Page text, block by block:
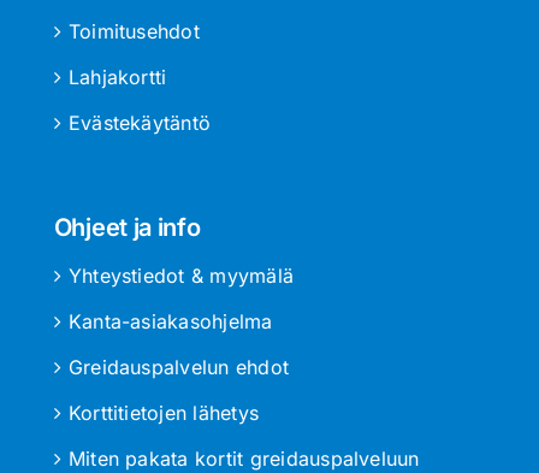
Toimitusehdot
Lahjakortti
Evästekäytäntö
Ohjeet ja info
Yhteystiedot & myymälä
Kanta-asiakasohjelma
Greidauspalvelun ehdot
Korttitietojen lähetys
Miten pakata kortit greidauspalveluun